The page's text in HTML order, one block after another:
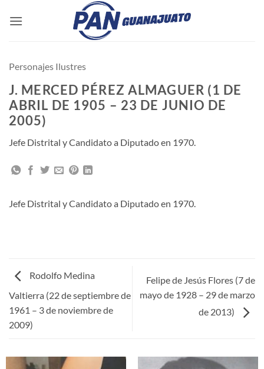
Personajes Ilustres
J. MERCED PÉREZ ALMAGUER (1 DE
ABRIL DE 1905 – 23 DE JUNIO DE
2005)
Jefe Distrital y Candidato a Diputado en 1970.
Jefe Distrital y Candidato a Diputado en 1970.
Rodolfo Medina
Valtierra (22 de septiembre de
1961 – 3 de noviembre de
2009)
Felipe de Jesús Flores (7 de
mayo de 1928 – 29 de marzo
de 2013)